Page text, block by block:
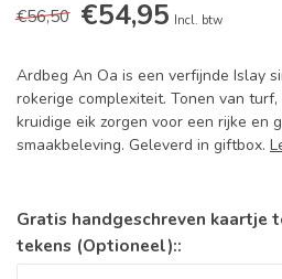
€56,50 €54,95 Incl. btw
Ardbeg An Oa is een verfijnde Islay
rokerige complexiteit. Tonen van
kruidige eik zorgen voor een rijke en
smaakbeleving. Geleverd in giftbox.
Gratis handgeschreven kaartje
tekens (Optioneel)::